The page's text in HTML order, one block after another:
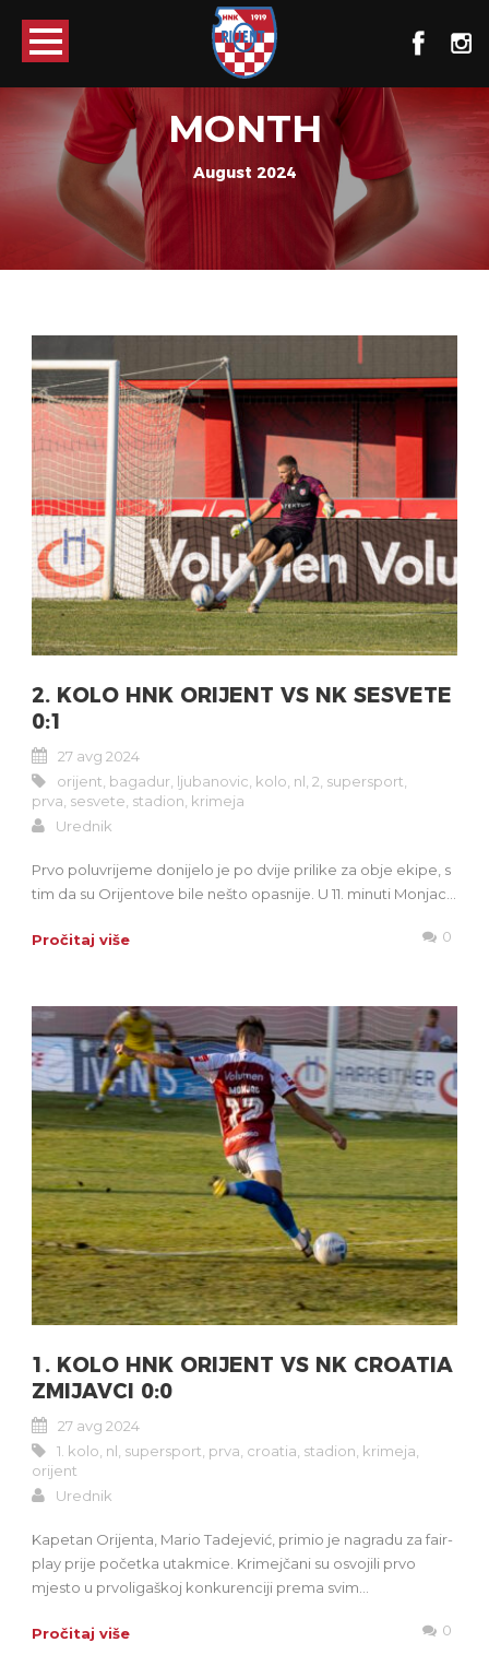
MONTH
August 2024
2. KOLO HNK ORIJENT VS NK SESVETE
0:1
27 avg 2024
orijent bagadur ljubanovic kolo nl 2 supersport
prva sesvete stadion krimeja
Urednik
Prvo poluvrijeme donijelo je po dvije prilike za obje ekipe, s
tim da su Orijentove bile nešto opasnije. U 11. minuti Monjac...
Pročitaj više 0
1. KOLO HNK ORIJENT VS NK CROATIA
ZMIJAVCI 0:0
27 avg 2024
1. kolo nl supersport prva croatia stadion krimeja
orijent
Urednik
Kapetan Orijenta, Mario Tadejević, primio je nagradu za fair-
play prije početka utakmice. Krimejčani su osvojili prvo
mjesto u prvoligaškoj konkurenciji prema svim...
Pročitaj više 0